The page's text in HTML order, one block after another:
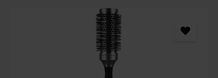
Bildergalerie überspringen